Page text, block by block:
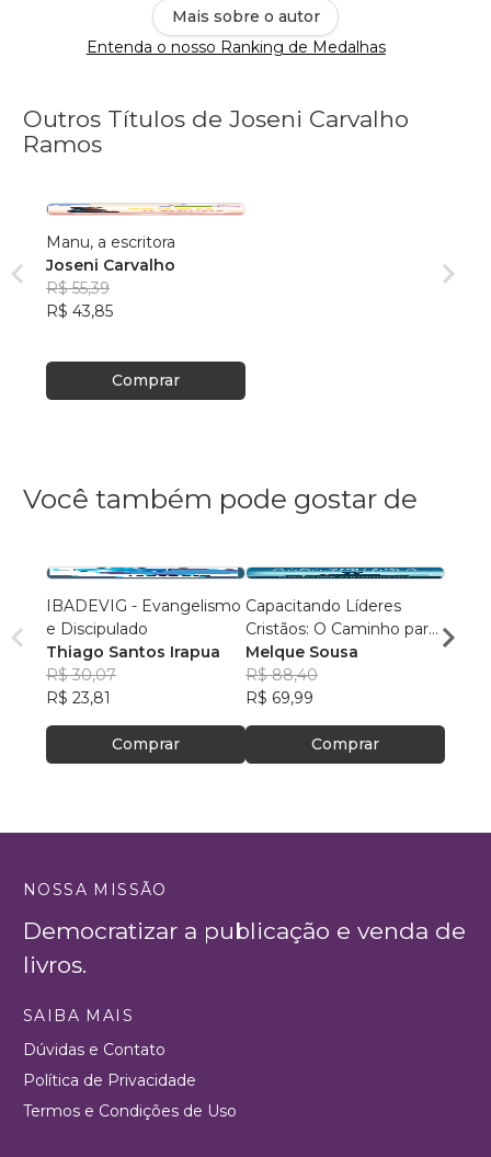
Mais sobre o autor
Entenda o nosso Ranking de Medalhas
Outros Títulos de Joseni Carvalho
Ramos
Manu, a escritora
Joseni Carvalho
R$ 55,39
R$ 43,85
Comprar
Você também pode gostar de
IBADEVIG - Evangelismo
e Discipulado
Thiago Santos Irapua
R$ 30,07
R$ 23,81
Comprar
Capacitando Líderes
Cristãos: O Caminho para
a Influência e
Transformação
Melque Sousa
R$ 88,40
R$ 69,99
Comprar
NOSSA MISSÃO
Democratizar a publicação e venda de
livros.
SAIBA MAIS
Dúvidas e Contato
Política de Privacidade
Termos e Condições de Uso